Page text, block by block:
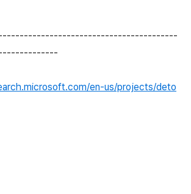
en-us/projects/deto